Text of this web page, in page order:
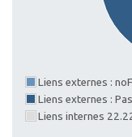
Liens externes :
Liens externes :
Liens internes